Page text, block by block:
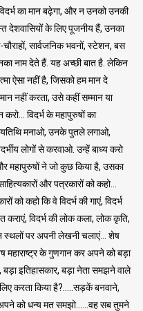
का मान बढ़ेगा, और न उनको उनकी
देशवासियों के लिए पूजनीय हैं, उनका
सार्वजनिक भवनों, स्टेशन, बस
नाम देते हैं. यह अच्छी बात है. लेकिन
ऐसा नहीं है, जिसको हम मान दे
नहीं करता, उसे कहीं सम्मान या
करो… विदर्भ के महापुरुषों का
मनाओ, उनके पुतले लगाओ,
लोगों से करवाओ. उन्हें बाध्य करो
महापुरुषों ने जो कुछ किया है, उसका
और पत्रकारों को कहो…
को कहो कि वे विदर्भ की गाएं, विदर्भ
कराएं, विदर्भ की लोक कला, लोक कृति,
स्थलों पर अपनी लेखनी चलाएं… शेष
महाराष्ट्र के गुणगान कर अपने को बड़ा
इतिहासकार, बड़ा नेता समझने वाले
लिए करता किया है?…..सड़कें बनवाने,
अपने को धन्य मत समझो……वह सब तुमने